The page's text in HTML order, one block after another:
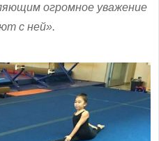
огромное уважение
с ней».